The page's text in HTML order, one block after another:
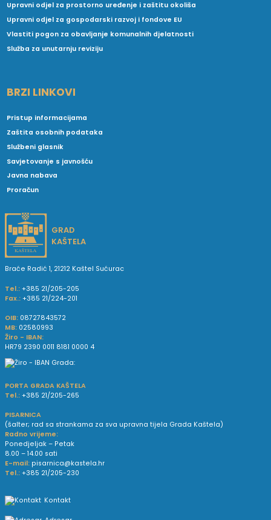
Upravni odjel za prostorno uređenje i zaštitu okoliša
Upravni odjel za gospodarski razvoj i fondove EU
Vlastiti pogon za obavljanje komunalnih djelatnosti
Služba za unutarnju reviziju
BRZI LINKOVI
Pristup informacijama
Zaštita osobnih podataka
Službeni glasnik
Savjetovanje s javnošću
Javna nabava
Proračun
GRAD
KAŠTELA
Braće Radić 1, 21212 Kaštel Sućurac
Tel.: +385 21/205-205
Fax.: +385 21/224-201
OIB: 08727843572
MB: 02580993
Žiro - IBAN:
HR79 2390 0011 8181 0000 4
PORTA GRADA KAŠTELA
Tel.: +385 21/205-265
PISARNICA
(šalter; rad sa strankama za sva upravna tijela Grada Kaštela)
Radno vrijeme:
Ponedjeljak – Petak
8.00 – 14.00 sati
E-mail: pisarnica@kastela.hr
Tel.: +385 21/205-230
Kontakt